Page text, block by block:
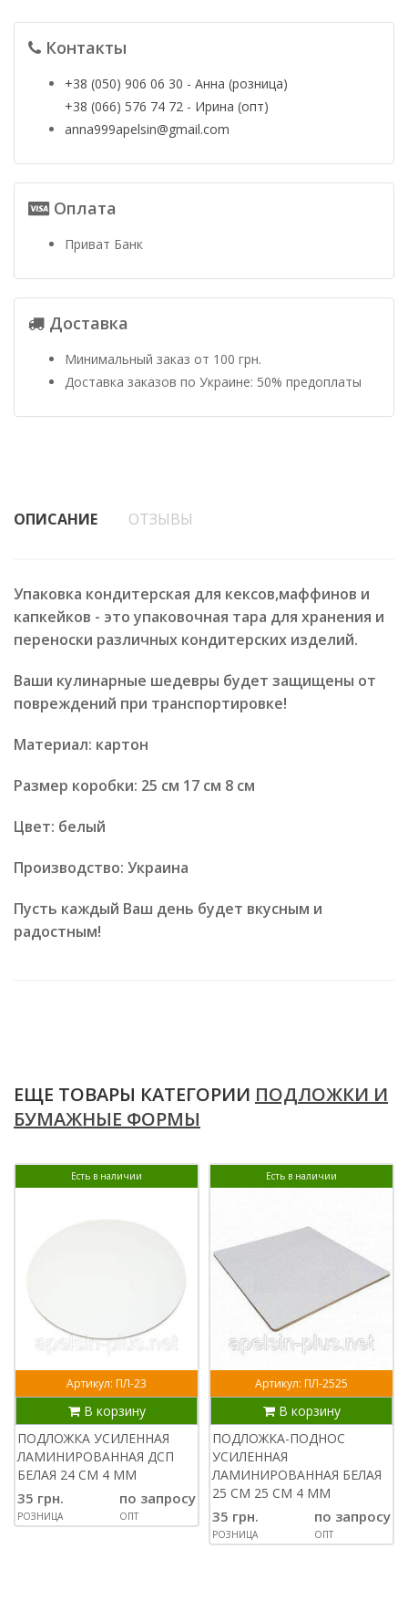
Контакты
+38 (050) 906 06 30 - Анна (розница)
+38 (066) 576 74 72 - Ирина (опт)
anna999apelsin@gmail.com
Оплата
Приват Банк
Доставка
Минимальный заказ от 100 грн.
Доставка заказов по Украине: 50% предоплаты
ОПИСАНИЕ ОТЗЫВЫ
Упаковка кондитерская для кексов,маффинов и
капкейков - это упаковочная тара для хранения и
переноски различных кондитерских изделий.
Ваши кулинарные шедевры будет защищены от
повреждений при транспортировке!
Материал: картон
Размер коробки: 25 см 17 см 8 см
Цвет: белый
Производство: Украина
Пусть каждый Ваш день будет вкусным и
радостным!
ЕЩЕ ТОВАРЫ КАТЕГОРИИ ПОДЛОЖКИ И
БУМАЖНЫЕ ФОРМЫ
Есть в наличии
Артикул: ПЛ-23
В корзину
ПОДЛОЖКА УСИЛЕННАЯ
ЛАМИНИРОВАННАЯ ДСП
БЕЛАЯ 24 СМ 4 ММ
35 грн.
РОЗНИЦА
по запросу
ОПТ
Есть в наличии
Артикул: ПЛ-2525
В корзину
ПОДЛОЖКА-ПОДНОС
УСИЛЕННАЯ
ЛАМИНИРОВАННАЯ БЕЛАЯ
25 СМ 25 СМ 4 ММ
35 грн.
РОЗНИЦА
по запросу
ОПТ